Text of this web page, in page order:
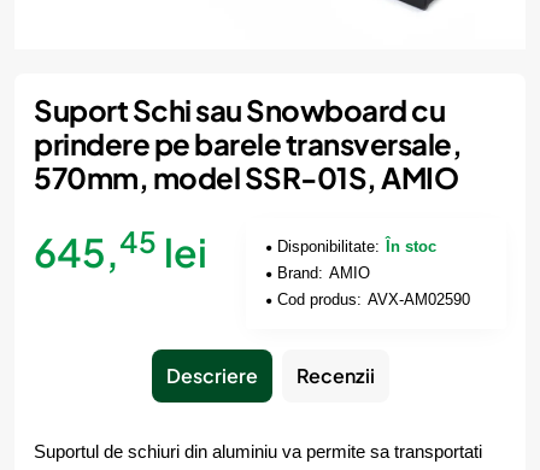
Suport Schi sau Snowboard cu
prindere pe barele transversale,
570mm, model SSR-01S, AMIO
645,45 lei Disponibilitate:
În stoc
Brand: AMIO
Cod produs: AVX-AM02590
Descriere Recenzii
Suportul de schiuri din aluminiu va permite sa transportati